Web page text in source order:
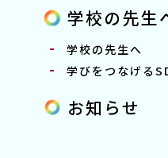
学校の先生
学校の先生へ
学びをつなげる
お知らせ